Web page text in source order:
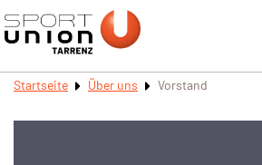
Startseite Über uns Vorstand